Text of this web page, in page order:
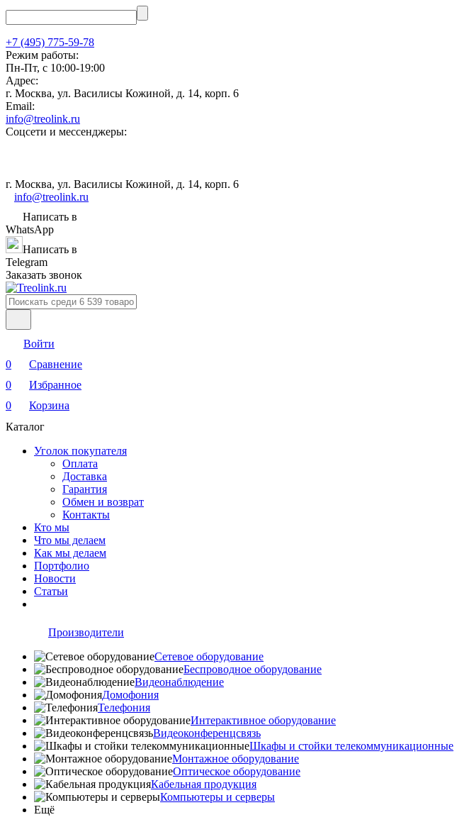
+7 (495) 775-59-78
Режим работы:
Пн-Пт, с 10:00-19:00
Адрес:
г. Москва, ул. Василисы Кожиной, д. 14, корп. 6
Email:
info@treolink.ru
Соцсети и мессенджеры:
г. Москва, ул. Василисы Кожиной, д. 14, корп. 6
info@treolink.ru
Написать в
WhatsApp
Написать в
Telegram
Заказать звонок
Войти
0
Сравнение
0
Избранное
0
Корзина
Каталог
Уголок покупателя
Оплата
Доставка
Гарантия
Обмен и возврат
Контакты
Кто мы
Что мы делаем
Как мы делаем
Портфолио
Новости
Статьи
Производители
Сетевое оборудование
Беспроводное оборудование
Видеонаблюдение
Домофония
Телефония
Интерактивное оборудование
Видеоконференцсвязь
Шкафы и стойки телекоммуникационные
Монтажное оборудование
Оптическое оборудование
Кабельная продукция
Компьютеры и серверы
Ещё